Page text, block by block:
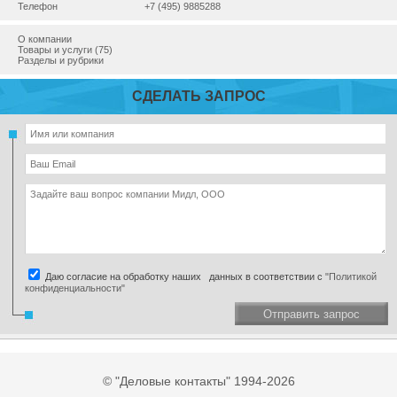
Телефон +7 (495) 9885288
О компании
Товары и услуги (75)
Разделы и рубрики
СДЕЛАТЬ ЗАПРОС
Даю согласие на обработку наших данных в соответствии с "Политикой
конфиденциальности"
Отправить запрос
© "Деловые контакты" 1994-2026